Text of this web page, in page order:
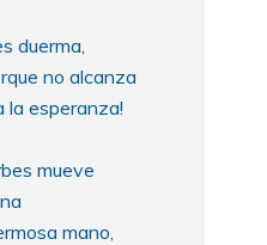
duerma,
no alcanza
la esperanza!
mueve
mano,